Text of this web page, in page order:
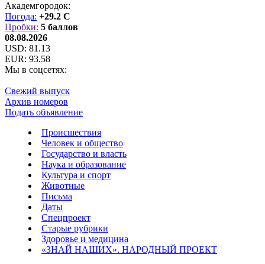
Академгородок:
Погода: +29.2 C
Пробки: 5 баллов
08.08.2026
USD: 81.13
EUR: 93.58
Мы в соцсетях:
Свежий выпуск
Архив номеров
Подать объявление
Происшествия
Человек и общество
Государство и власть
Наука и образование
Культура и спорт
Животные
Письма
Даты
Спецпроект
Старые рубрики
Здоровье и медицина
«ЗНАЙ НАШИХ». НАРОДНЫЙ ПРОЕКТ